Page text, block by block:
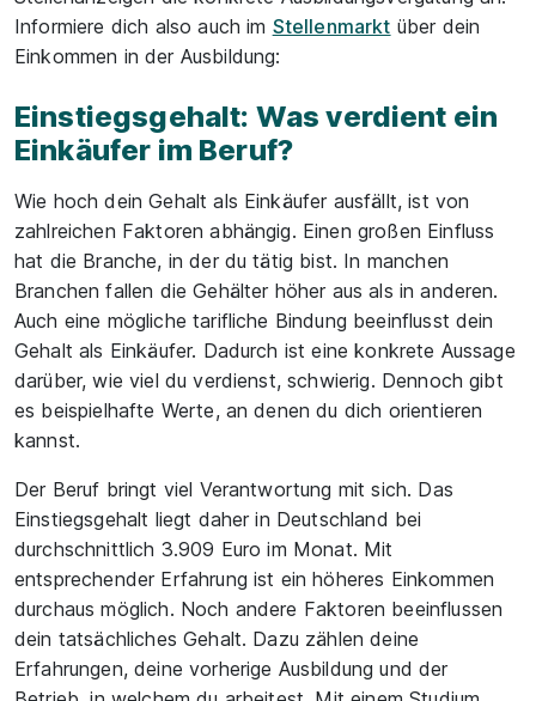
Informiere dich also auch im Stellenmarkt über dein
Einkommen in der Ausbildung:
Einstiegsgehalt: Was verdient ein
Einkäufer im Beruf?
Wie hoch dein Gehalt als Einkäufer ausfällt, ist von
zahlreichen Faktoren abhängig. Einen großen Einfluss
hat die Branche, in der du tätig bist. In manchen
Branchen fallen die Gehälter höher aus als in anderen.
Auch eine mögliche tarifliche Bindung beeinflusst dein
Gehalt als Einkäufer. Dadurch ist eine konkrete Aussage
darüber, wie viel du verdienst, schwierig. Dennoch gibt
es beispielhafte Werte, an denen du dich orientieren
kannst.
Der Beruf bringt viel Verantwortung mit sich. Das
Einstiegsgehalt liegt daher in Deutschland bei
durchschnittlich 3.909 Euro im Monat. Mit
entsprechender Erfahrung ist ein höheres Einkommen
durchaus möglich. Noch andere Faktoren beeinflussen
dein tatsächliches Gehalt. Dazu zählen deine
Erfahrungen, deine vorherige Ausbildung und der